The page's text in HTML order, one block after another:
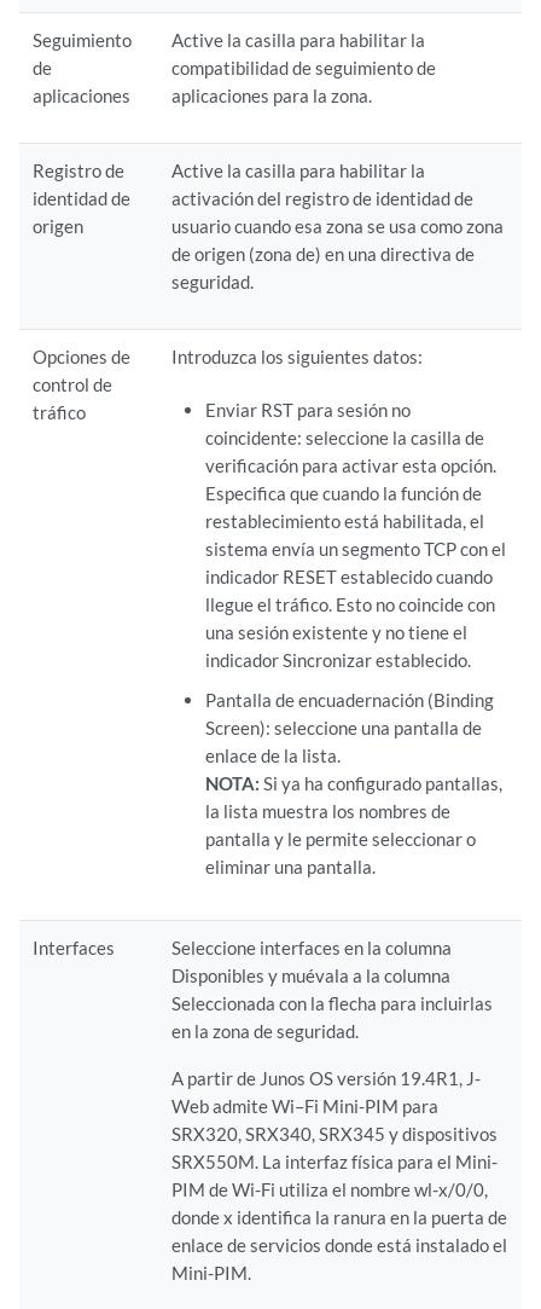
Seguimiento
de
aplicaciones
Active la casilla para habilitar la
compatibilidad de seguimiento de
aplicaciones para la zona.
Registro de
identidad de
origen
Active la casilla para habilitar la
activación del registro de identidad de
usuario cuando esa zona se usa como zona
de origen (zona de) en una directiva de
seguridad.
Opciones de
control de
tráfico
Introduzca los siguientes datos:
Enviar RST para sesión no
coincidente: seleccione la casilla de
verificación para activar esta opción.
Especifica que cuando la función de
restablecimiento está habilitada, el
sistema envía un segmento TCP con el
indicador RESET establecido cuando
llegue el tráfico. Esto no coincide con
una sesión existente y no tiene el
indicador Sincronizar establecido.
Pantalla de encuadernación (Binding
Screen): seleccione una pantalla de
enlace de la lista.
NOTA: Si ya ha configurado pantallas,
la lista muestra los nombres de
pantalla y le permite seleccionar o
eliminar una pantalla.
Interfaces
Seleccione interfaces en la columna
Disponibles y muévala a la columna
Seleccionada con la flecha para incluirlas
en la zona de seguridad.
A partir de Junos OS versión 19.4R1, J-
Web admite Wi–Fi Mini-PIM para
SRX320, SRX340, SRX345 y dispositivos
SRX550M. La interfaz física para el Mini-
PIM de Wi-Fi utiliza el nombre wl-x/0/0,
donde x identifica la ranura en la puerta de
enlace de servicios donde está instalado el
Mini-PIM.